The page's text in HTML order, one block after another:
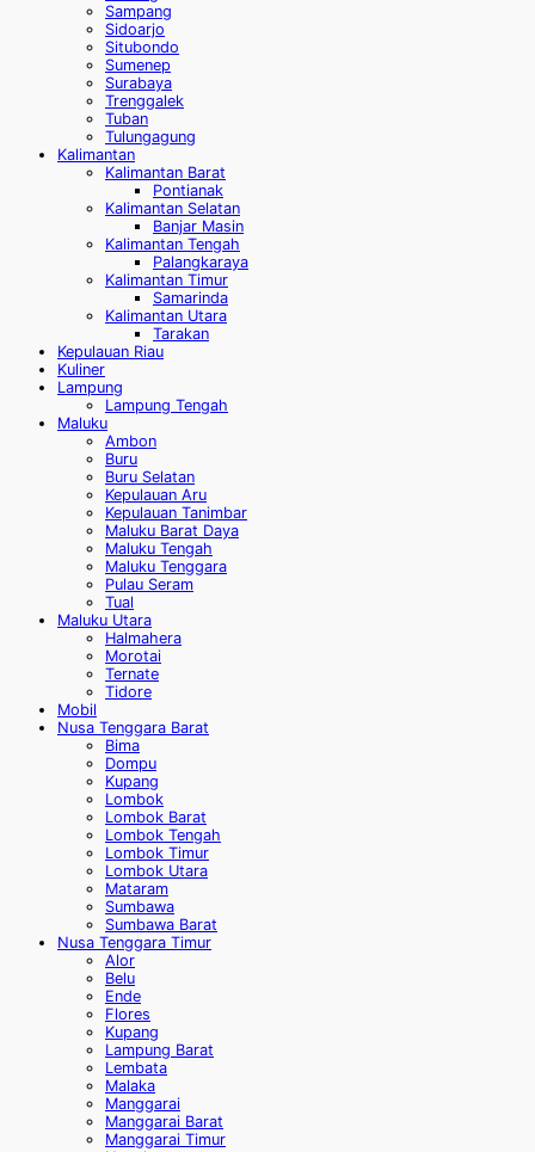
Sampang
Sidoarjo
Situbondo
Sumenep
Surabaya
Trenggalek
Tuban
Tulungagung
Kalimantan
Kalimantan Barat
Pontianak
Kalimantan Selatan
Banjar Masin
Kalimantan Tengah
Palangkaraya
Kalimantan Timur
Samarinda
Kalimantan Utara
Tarakan
Kepulauan Riau
Kuliner
Lampung
Lampung Tengah
Maluku
Ambon
Buru
Buru Selatan
Kepulauan Aru
Kepulauan Tanimbar
Maluku Barat Daya
Maluku Tengah
Maluku Tenggara
Pulau Seram
Tual
Maluku Utara
Halmahera
Morotai
Ternate
Tidore
Mobil
Nusa Tenggara Barat
Bima
Dompu
Kupang
Lombok
Lombok Barat
Lombok Tengah
Lombok Timur
Lombok Utara
Mataram
Sumbawa
Sumbawa Barat
Nusa Tenggara Timur
Alor
Belu
Ende
Flores
Kupang
Lampung Barat
Lembata
Malaka
Manggarai
Manggarai Barat
Manggarai Timur